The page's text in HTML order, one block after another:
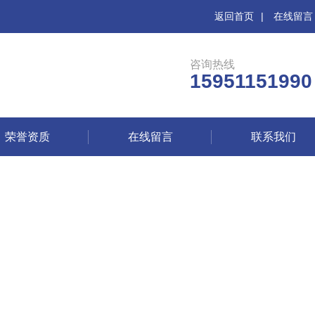
返回首页 | 在线留言
咨询热线
15951151990
荣誉资质 在线留言 联系我们